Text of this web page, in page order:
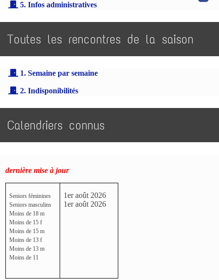
5. Infos administratives
Toutes les rencontres de la saison
1. Semaine par semaine
2. Indisponibilités
Calendriers connus
dernière mise à jour
Seniors féminines
Seniors masculins
Moins de 18 m
Moins de 15 f
Moins de 15 m
Moins de 13 f
Moins de 13 m
Moins de 11
1er août 2026
1er août 2026